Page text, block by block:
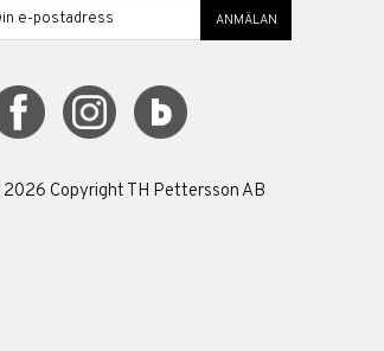
ANMÄLAN
2026 Copyright TH Pettersson AB